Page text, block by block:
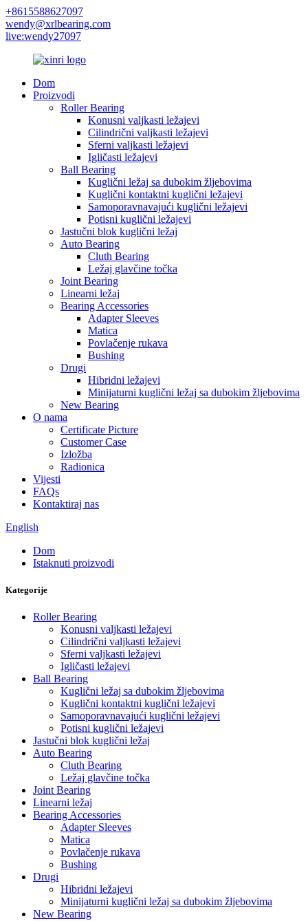
+8615588627097
wendy@xrlbearing.com
live:wendy27097
Dom
Proizvodi
Roller Bearing
Konusni valjkasti ležajevi
Cilindrični valjkasti ležajevi
Sferni valjkasti ležajevi
Igličasti ležajevi
Ball Bearing
Kuglični ležaj sa dubokim žljebovima
Kuglični kontaktni kuglični ležajevi
Samoporavnavajući kuglični ležajevi
Potisni kuglični ležajevi
Jastučni blok kuglični ležaj
Auto Bearing
Cluth Bearing
Ležaj glavčine točka
Joint Bearing
Linearni ležaj
Bearing Accessories
Adapter Sleeves
Matica
Povlačenje rukava
Bushing
Drugi
Hibridni ležajevi
Minijaturni kuglični ležaj sa dubokim žljebovima
New Bearing
O nama
Certificate Picture
Customer Case
Izložba
Radionica
Vijesti
FAQs
Kontaktiraj nas
English
Dom
Istaknuti proizvodi
Kategorije
Roller Bearing
Konusni valjkasti ležajevi
Cilindrični valjkasti ležajevi
Sferni valjkasti ležajevi
Igličasti ležajevi
Ball Bearing
Kuglični ležaj sa dubokim žljebovima
Kuglični kontaktni kuglični ležajevi
Samoporavnavajući kuglični ležajevi
Potisni kuglični ležajevi
Jastučni blok kuglični ležaj
Auto Bearing
Cluth Bearing
Ležaj glavčine točka
Joint Bearing
Linearni ležaj
Bearing Accessories
Adapter Sleeves
Matica
Povlačenje rukava
Bushing
Drugi
Hibridni ležajevi
Minijaturni kuglični ležaj sa dubokim žljebovima
New Bearing